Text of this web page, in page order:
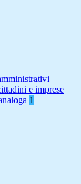
e imprese
1